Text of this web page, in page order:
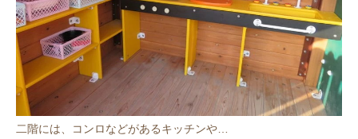
二階には、コンロなどがあるキッチンや…